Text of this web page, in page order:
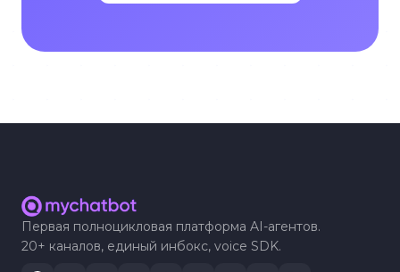
Первая полноцикловая платформа AI-агентов.
20+ каналов, единый инбокс, voice SDK.